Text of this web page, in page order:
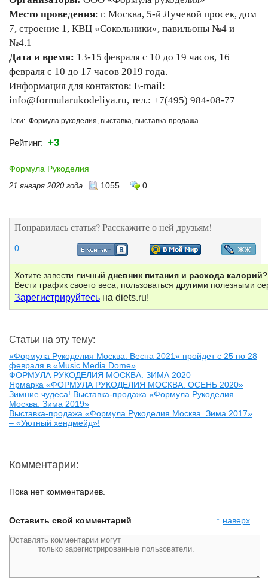
Место проведения: г. Москва, 5-й Лучевой просек, дом
7, строение 1, КВЦ «Сокольники», павильоны №4 и
№4.1
Дата и время: 13-15 февраля с 10 до 19 часов, 16
февраля с 10 до 17 часов 2019 года.
Информация для контактов: E-mail:
info@formularukodeliya.ru, тел.: +7(495) 984-08-77
Тэги: Формула рукоделия, выставка, выставка-продажа
Рейтинг: +3
Формула Рукоделия
21 января 2020 года 1055 0
Понравилась статья? Расскажите о ней друзьям!
0
Хотите завести личный дневник питания и расхода калорий?
Вести график своего веса, пользоваться другими полезными
Зарегистрируйтесь на diets.ru!
Статьи на эту тему:
«Формула Рукоделия Москва. Весна 2021» пройдет с 25 по 28
февраля в «Music Media Dome»
ФОРМУЛА РУКОДЕЛИЯ МОСКВА. ЗИМА 2020
Ярмарка «ФОРМУЛА РУКОДЕЛИЯ МОСКВА. ОСЕНЬ 2020»
Зимние чудеса! Выставка-продажа «Формула Рукоделия
Москва. Зима 2019»
Выставка-продажа «Формула Рукоделия Москва. Зима 2017»
– «Уютный хендмейд»!
Комментарии:
Пока нет комментариев.
↑ наверх
Оставить свой комментарий